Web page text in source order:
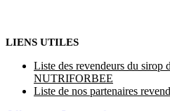
LIENS UTILES
Liste des revendeurs du sirop
NUTRIFORBEE
Liste de nos partenaires